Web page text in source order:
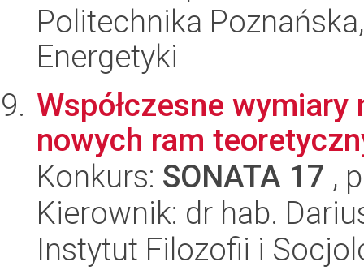
Politechnika
Energetyki
Współczesne
nowych ram
Konkurs: SONATA 17 ,
Kierownik: dr hab.
Instytut Filozofii i